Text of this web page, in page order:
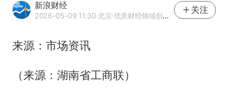
新浪财经
2026-05-09 11:30·北京·优质财经领域创作者
关注
来源：市场资讯
（来源：湖南省工商联）